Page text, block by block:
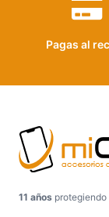
Pagas al
11 años